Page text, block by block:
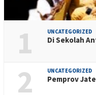
1 UNCATEGORIZED
Di Sekolah
2 UNCATEGORIZED
Pemprov